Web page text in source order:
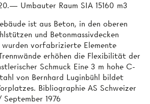
Umbauter Raum SIA 15160 m3
ist aus Beton, in den oberen
und Betonmassivdecken
wurden vorfabrizierte Elemente
erhöhen die Flexibilität der
Schmuck Eine 3 m hohe C-
von Bernhard Luginbühl bildet
Bibliographie AS Schweizer
1976